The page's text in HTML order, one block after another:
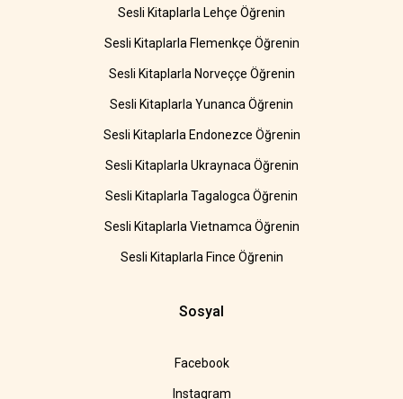
Sesli Kitaplarla Lehçe Öğrenin
Sesli Kitaplarla Flemenkçe Öğrenin
Sesli Kitaplarla Norveççe Öğrenin
Sesli Kitaplarla Yunanca Öğrenin
Sesli Kitaplarla Endonezce Öğrenin
Sesli Kitaplarla Ukraynaca Öğrenin
Sesli Kitaplarla Tagalogca Öğrenin
Sesli Kitaplarla Vietnamca Öğrenin
Sesli Kitaplarla Fince Öğrenin
Sosyal
Facebook
Instagram